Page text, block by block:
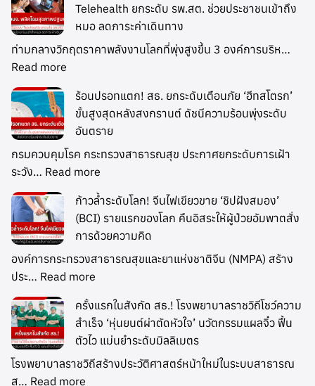
Telehealth ยกระดับ รพ.สต. ช่วยประชาชนเข้าถึง
หมอ ลดภาระค่าเดินทาง
ท่ามกลางวิกฤตราคาพลังงานโลกที่พุ่งสูงขึ้น 3 องค์การบริห…
Read more
ร้อนปรอทแตก! สธ. ยกระดับเตือนภัย ‘ฮีทสโตรก’
ขั้นสูงสุดหลังสงกรานต์ ดัชนีความร้อนพุ่งระดับ
อันตราย
กรมควบคุมโรค กระทรวงสาธารณสุข ประกาศยกระดับการเฝ้า
ระวัง… Read more
ก้าวล้ำระดับโลก! จีนไฟเขียวขาย ‘ชิปฝังสมอง’
(BCI) รายแรกของโลก คืนอิสระให้ผู้ป่วยอัมพาตสั่ง
การด้วยความคิด
องค์การกระทรวงสาธารณสุขและยาแห่งชาติจีน (NMPA) สร้าง
ประ… Read more
ครั้งแรกในสังกัด สธ.! โรงพยาบาลราชวิถีโชว์ความ
สำเร็จ ‘หุ่นยนต์ผ่าตัดหัวใจ’ นวัตกรรมแผลจิ๋ว ฟื้น
ตัวไว แม่นยำระดับมิลลิเมตร
โรงพยาบาลราชวิถีสร้างประวัติศาสตร์หน้าใหม่ในระบบสาธารณ
ส… Read more